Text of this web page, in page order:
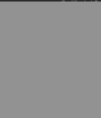
Certificata|